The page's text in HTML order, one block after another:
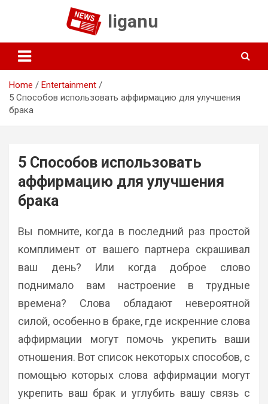
liganu
Home
Entertainment
5 Способов использовать аффирмацию для улучшения
брака
5 Способов использовать
аффирмацию для улучшения
брака
Вы помните, когда в последний раз простой
комплимент от вашего партнера скрашивал
ваш день? Или когда доброе слово
поднимало вам настроение в трудные
времена? Слова обладают невероятной
силой, особенно в браке, где искренние слова
аффирмации могут помочь укрепить ваши
отношения. Вот список некоторых способов, с
помощью которых слова аффирмации могут
укрепить ваш брак и углубить вашу связь с